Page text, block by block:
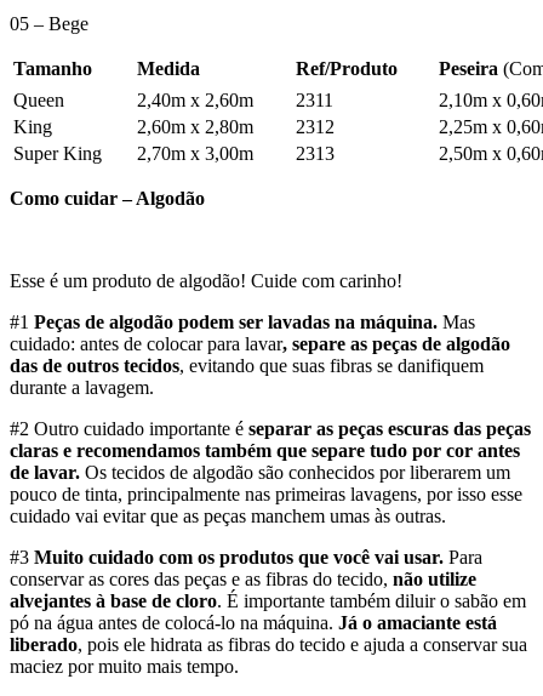
05 – Bege
Tamanho Medida Ref/Produto Peseira
Queen
2,40m x 2,60m 2311
2,10m x
King
2,60m x 2,80m 2312
2,25m x
Super King
2,70m x 3,00m 2313 2,50m x
Como cuidar – Algodão
Esse é um produto de algodão! Cuide com carinho!
#1 Peças de algodão podem ser lavadas na máquina. Mas
cuidado: antes de colocar para lavar, separe as peças de algodão
das de outros tecidos, evitando que suas fibras se danifiquem
durante a lavagem.
#2 Outro cuidado importante é separar as peças escuras das peças
claras e recomendamos também que separe tudo por cor antes
de lavar. Os tecidos de algodão são conhecidos por liberarem um
pouco de tinta, principalmente nas primeiras lavagens, por isso esse
cuidado vai evitar que as peças manchem umas às outras.
#3 Muito cuidado com os produtos que você vai usar. Para
conservar as cores das peças e as fibras do tecido, não utilize
alvejantes à base de cloro. É importante também diluir o sabão em
pó na água antes de colocá-lo na máquina. Já o amaciante está
liberado, pois ele hidrata as fibras do tecido e ajuda a conservar sua
maciez por muito mais tempo.